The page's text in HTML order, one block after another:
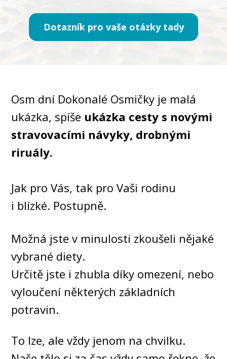
Dotazník pro vaše otázky tady
Osm dní Dokonalé Osmičky je malá
ukázka, spíše ukázka cesty s novými
stravovacími návyky, drobnými
riruály.
Jak pro Vás, tak pro Vaši rodinu
i blízké. Postupně.
Možná jste v minulosti zkoušeli nějaké
vybrané diety.
Určitě jste i zhubla díky omezení, nebo
vyloučení některých základních
potravin.
To lze, ale vždy jenom na chvilku.